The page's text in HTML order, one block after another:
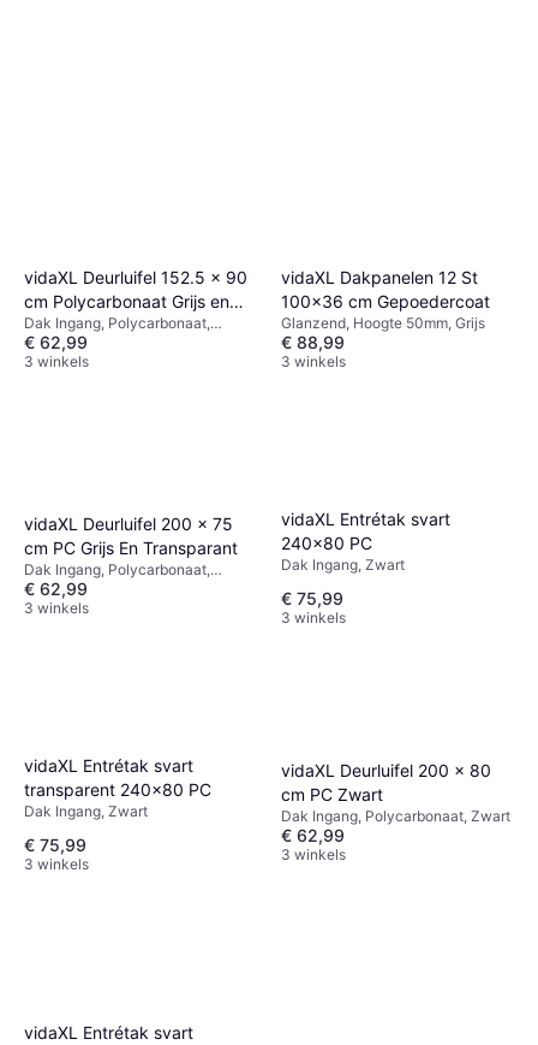
vidaXL Deurluifel 152.5 x 90
cm Polycarbonaat Grijs en
Transparant
Dak Ingang, Polycarbonaat,
Transparant, Grijs
€ 62,99
3 winkels
vidaXL Dakpanelen 12 St
100x36 cm Gepoedercoat
Glanzend, Hoogte 50mm, Grijs
€ 88,99
3 winkels
vidaXL Deurluifel 200 x 75
cm PC Grijs En Transparant
Dak Ingang, Polycarbonaat,
Lengte 2000mm, Multikleur, Grijs,
Transparant
€ 62,99
3 winkels
vidaXL Entrétak svart
240x80 PC
Dak Ingang, Zwart
€ 75,99
3 winkels
vidaXL Entrétak svart
transparent 240x80 PC
Dak Ingang, Zwart
€ 75,99
3 winkels
vidaXL Deurluifel 200 x 80
cm PC Zwart
Dak Ingang, Polycarbonaat, Zwart
€ 62,99
3 winkels
vidaXL Entrétak svart